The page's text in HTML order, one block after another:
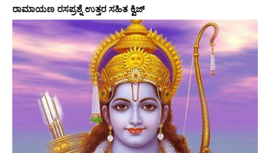
ರಾಮಾಯಣ ರಸಪ್ರಶ್ನೆ ಉತ್ತರ ಸಹಿತ ಕ್ವಿಜ್